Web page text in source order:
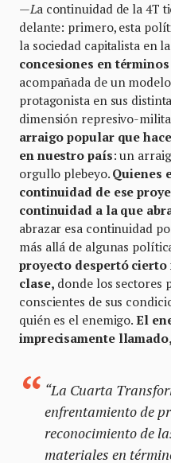
—La continuidad de la 4T
delante: primero, esta
la sociedad capitalista en
concesiones en
acompañada de un
protagonista en sus
dimensión represivo-
arraigo popular que
en nuestro país: un
orgullo plebeyo. Quienes
continuidad de ese
continuidad a la que
abrazar esa continuidad
más allá de algunas
proyecto despertó
clase, donde los sectores
conscientes de sus
quién es el enemigo.El
imprecisamente
“La Cuarta
enfrentamiento de
reconocimiento de
materiales en